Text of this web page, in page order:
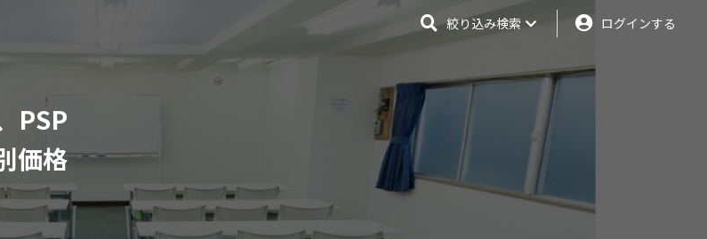
PSP
価格
絞り込み検索 ログインする